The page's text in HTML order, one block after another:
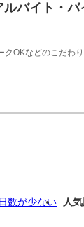
ルバイト・バ
OKなどのこだわ
数が少ない 人